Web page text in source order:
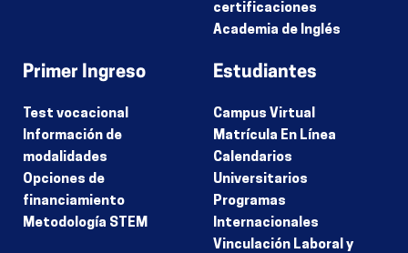
certificaciones
Academia de Inglés
Primer Ingreso
Test vocacional
Información de
modalidades
Opciones de
financiamiento
Metodología STEM
Estudiantes
Campus Virtual
Matrícula En Línea
Calendarios
Universitarios
Programas
Internacionales
Vinculación Laboral y